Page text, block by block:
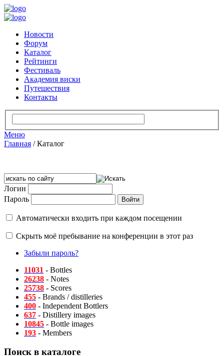
Новости
Форум
Каталог
Рейтинги
Фестиваль
Академия виски
Путешествия
Контакты
Меню
Главная /Каталог
Логин
Пароль
Автоматически входить при каждом посещении
Скрыть моё пребывание на конференции в этот раз
Забыли пароль?
11031 - Bottles
26238 - Notes
25738 - Scores
455 - Brands / distilleries
400 - Independent Bottlers
637 - Distillery images
10845 - Bottle images
193 - Members
Поиск в каталоге